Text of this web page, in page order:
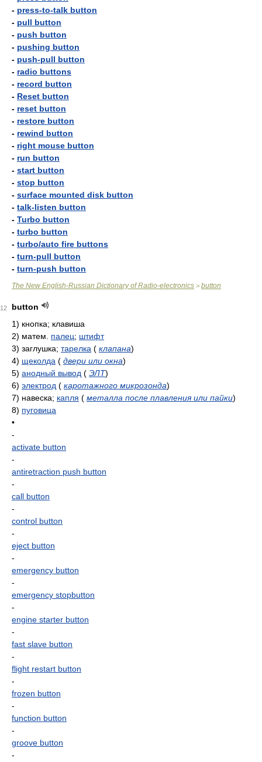
- press-to-talk button
- pull button
- push button
- pushing button
- push-pull button
- radio buttons
- record button
- Reset button
- reset button
- restore button
- rewind button
- right mouse button
- run button
- start button
- stop button
- surface mounted disk button
- talk-listen button
- Turbo button
- turbo button
- turbo/auto fire buttons
- turn-pull button
- turn-push button
The New English-Russian Dictionary of Radio-electronics > button
12
button
1) кнопка; клавиша
2) матем. палец; штифт
3) заглушка; тарелка ( клапана)
4) щеколда ( двери или окна)
5) анодный вывод ( ЭЛТ)
6) электрод ( каротажного микрозонда)
7) навеска; капля ( металла после плавления или пайки)
8) пуговица
•
-
activate button
-
antiretraction push button
-
call button
-
control button
-
eject button
-
emergency button
-
emergency stopbutton
-
engine starter button
-
fast slave button
-
flight restart button
-
frozen button
-
function button
-
groove button
-